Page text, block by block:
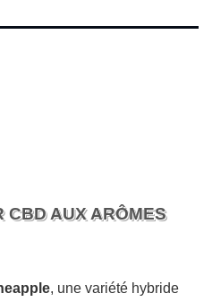
CBD AUX ARÔMES
, une variété hybride